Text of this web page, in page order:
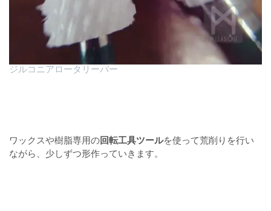
ジルコニアロータリーバー
ワックスや樹脂専用の回転工具ツールを使って荒削りを行い
ながら、少しずつ形作っていきます。